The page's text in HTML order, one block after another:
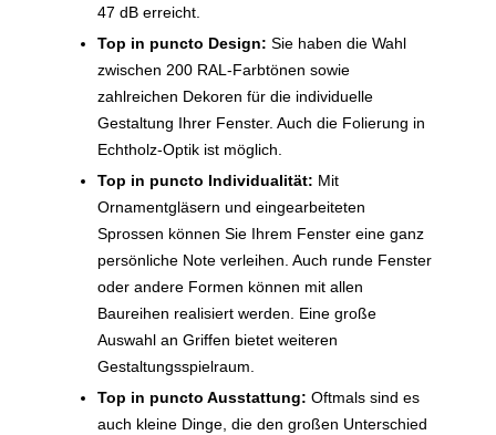
47 dB erreicht.
Top in puncto Design: Sie haben die Wahl
zwischen 200 RAL-Farbtönen sowie
zahlreichen Dekoren für die individuelle
Gestaltung Ihrer Fenster. Auch die Folierung in
Echtholz-Optik ist möglich.
Top in puncto Individualität: Mit
Ornamentgläsern und eingearbeiteten
Sprossen können Sie Ihrem Fenster eine ganz
persönliche Note verleihen. Auch runde Fenster
oder andere Formen können mit allen
Baureihen realisiert werden. Eine große
Auswahl an Griffen bietet weiteren
Gestaltungsspielraum.
Top in puncto Ausstattung: Oftmals sind es
auch kleine Dinge, die den großen Unterschied